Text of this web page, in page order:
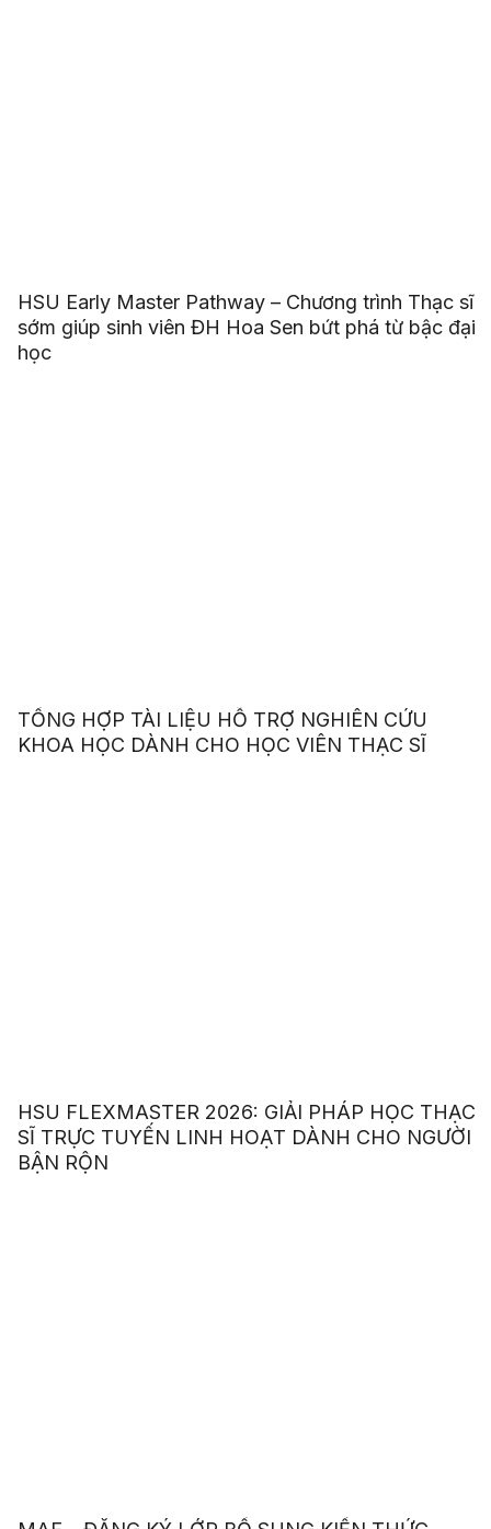
HSU Early Master Pathway – Chương trình Thạc sĩ
sớm giúp sinh viên ĐH Hoa Sen bứt phá từ bậc đại
học
TỔNG HỢP TÀI LIỆU HỖ TRỢ NGHIÊN CỨU
KHOA HỌC DÀNH CHO HỌC VIÊN THẠC SĨ
HSU FLEXMASTER 2026: GIẢI PHÁP HỌC THẠC
SĨ TRỰC TUYẾN LINH HOẠT DÀNH CHO NGƯỜI
BẬN RỘN